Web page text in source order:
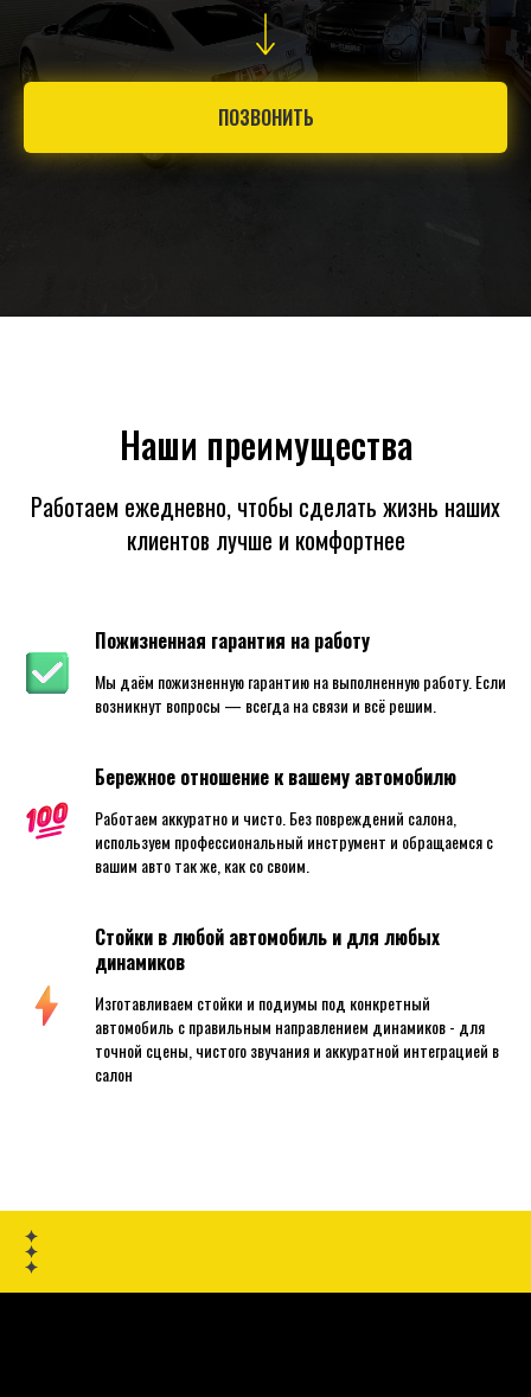
ПОЗВОНИТЬ
Наши преимущества
Работаем ежедневно, чтобы сделать жизнь наших
клиентов лучше и комфортнее
Пожизненная гарантия на работу
Мы даём пожизненную гарантию на выполненную работу. Если
возникнут вопросы — всегда на связи и всё решим.
Бережное отношение к вашему автомобилю
Работаем аккуратно и чисто. Без повреждений салона,
используем профессиональный инструмент и обращаемся с
вашим авто так же, как со своим.
Стойки в любой автомобиль и для любых
динамиков
Изготавливаем стойки и подиумы под конкретный
автомобиль с правильным направлением динамиков - для
точной сцены, чистого звучания и аккуратной интеграцией в
салон